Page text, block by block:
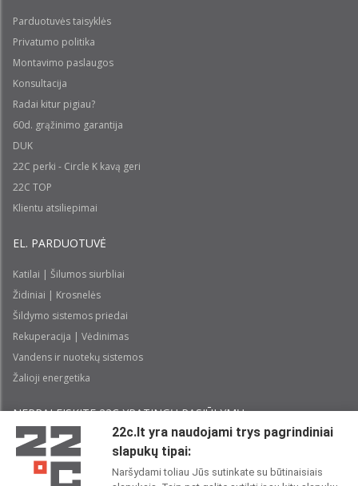
Parduotuvės taisyklės
Privatumo politika
Montavimo paslaugos
Konsultacija
Radai kitur pigiau?
60d. grąžinimo garantija
DUK
22C perki - Circle K kavą geri
22C TOP
Klientu atsiliepimai
EL. PARDUOTUVĖ
Katilai | Šilumos siurbliai
Židiniai | Krosnelės
Šildymo sistemos priedai
Rekuperacija | Vėdinimas
Vandens ir nuotekų sistemos
Žalioji energetika
NEPRALEISKITE 22С YPATINGŲ PASIŪLYMŲ:
22c.lt yra naudojami trys pagrindiniai
slapukų tipai:
Naršydami toliau Jūs sutinkate su būtinaisiais